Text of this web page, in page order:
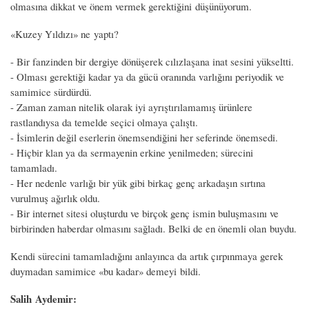
olmasına dikkat ve önem vermek gerektiğini düşünüyorum.
«Kuzey Yıldızı» ne yaptı?
- Bir fanzinden bir dergiye dönüşerek cılızlaşana inat sesini yükseltti.
- Olması gerektiği kadar ya da gücü oranında varlığını periyodik ve
samimice sürdürdü.
- Zaman zaman nitelik olarak iyi ayrıştırılamamış ürünlere
rastlandıysa da temelde seçici olmaya çalıştı.
- İsimlerin değil eserlerin önemsendiğini her seferinde önemsedi.
- Hiçbir klan ya da sermayenin erkine yenilmeden; sürecini
tamamladı.
- Her nedenle varlığı bir yük gibi birkaç genç arkadaşın sırtına
vurulmuş ağırlık oldu.
- Bir internet sitesi oluşturdu ve birçok genç ismin buluşmasını ve
birbirinden haberdar olmasını sağladı. Belki de en önemli olan buydu.
Kendi sürecini tamamladığını anlayınca da artık çırpınmaya gerek
duymadan samimice «bu kadar» demeyi bildi.
Salih Aydemir: